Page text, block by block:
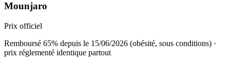
Mounjaro
Prix officiel
Remboursé 65% depuis le 15/06/2026 (obésité, sous conditions) ·
prix réglementé identique partout